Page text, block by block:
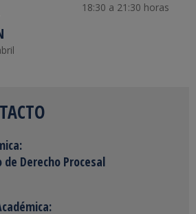
18:30 a 21:30 horas
Derecho Procesal